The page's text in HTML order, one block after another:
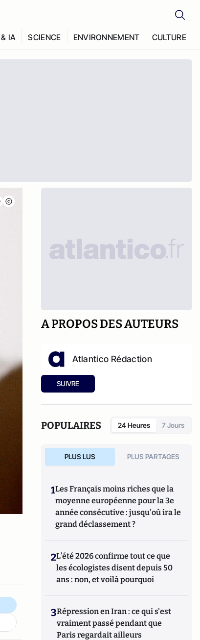
IA SCIENCE ENVIRONNEMENT CULTURE
A PROPOS DES AUTEURS
Atlantico Rédaction
SUIVRE
POPULAIRES 24 Heures 7 Jours
PLUS LUS PLUS PARTAGES
1Les Français moins riches que la
moyenne européenne pour la 3e
année consécutive : jusqu'où ira le
grand déclassement ?
2L’été 2026 confirme tout ce que
les écologistes disent depuis 50
ans : non, et voilà pourquoi
3Répression en Iran : ce qui s'est
vraiment passé pendant que
Paris regardait ailleurs